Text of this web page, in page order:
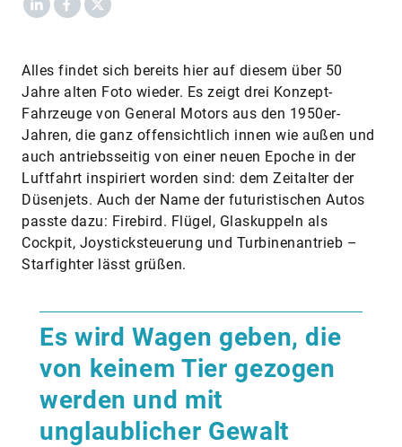
Alles findet sich bereits hier auf diesem über 50
Jahre alten Foto wieder. Es zeigt drei Konzept-
Fahrzeuge von General Motors aus den 1950er-
Jahren, die ganz offensichtlich innen wie außen und
auch antriebsseitig von einer neuen Epoche in der
Luftfahrt inspiriert worden sind: dem Zeitalter der
Düsenjets. Auch der Name der futuristischen Autos
passte dazu: Firebird. Flügel, Glaskuppeln als
Cockpit, Joysticksteuerung und Turbinenantrieb –
Starfighter lässt grüßen.
Es wird Wagen geben, die
von keinem Tier gezogen
werden und mit
unglaublicher Gewalt